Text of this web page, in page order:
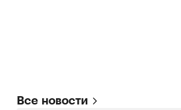
Все новости